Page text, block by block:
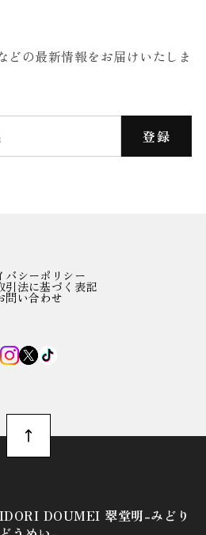
どの最新情報をお届けいたしま
登録
バシーポリシー
引法に基づく表記
問い合わせ
DOUMEI 翠堂明-みどり